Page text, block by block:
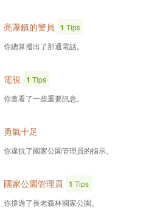
亮瀑鎮的警員 1 Tips
你總算撥出了那通電話。
電視 1 Tips
你查看了一些重要訊息。
勇氣十足
你違抗了國家公園管理員的指示。
國家公園管理員 1 Tips
你撐過了長老森林國家公園。